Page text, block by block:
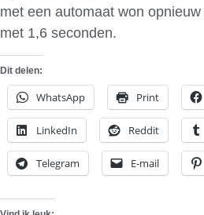
met een automaat won
met 1,6 seconden.
Dit delen:
WhatsApp Print
LinkedIn Reddit
Telegram E-mail